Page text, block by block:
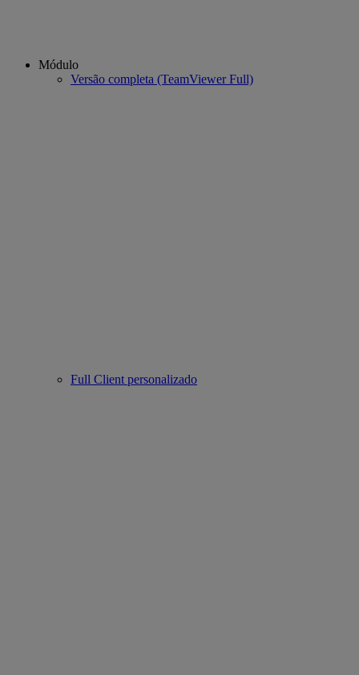
Módulo
Versão completa (TeamViewer Full)
Full Client personalizado